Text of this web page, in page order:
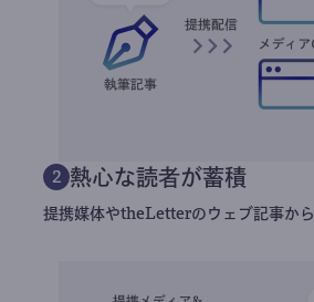
2 熱心な読者が蓄積
提携媒体やtheLetterのウェブ記事から